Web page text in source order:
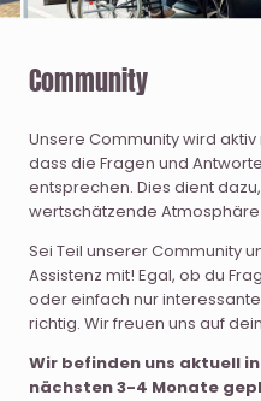
Community
Unsere Community wird
dass die Fragen und
entsprechen. Dies dient
wertschätzende
Sei Teil unserer Community
Assistenz mit! Egal, ob du
oder einfach nur
richtig. Wir freuen uns auf
Wir befinden uns aktuell
nächsten 3-4 Monate